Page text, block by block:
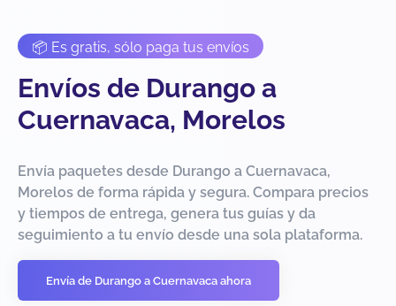
📦 Es gratis, sólo paga tus envíos
Envíos de Durango a
Cuernavaca, Morelos
Envía paquetes desde Durango a Cuernavaca,
Morelos de forma rápida y segura. Compara precios
y tiempos de entrega, genera tus guías y da
seguimiento a tu envío desde una sola plataforma.
Envía de Durango a Cuernavaca ahora